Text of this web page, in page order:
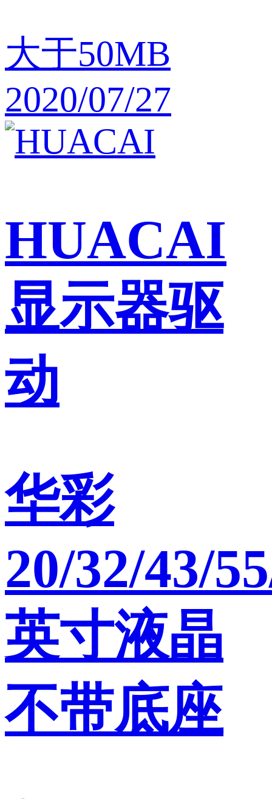
大于50MB
2020/07/27
HUACAI
显示器驱
动
华彩
20/32/43/
英寸液晶
不带底座